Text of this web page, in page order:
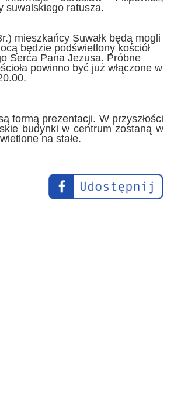
suwalskiego ratusza.
mieszkańcy Suwałk będą mogli
będzie podświetlony kościół
Serca Pana Jezusa. Próbne
powinno być już włączone w
formą prezentacji. W przyszłości
budynki w centrum zostaną w
na stałe.